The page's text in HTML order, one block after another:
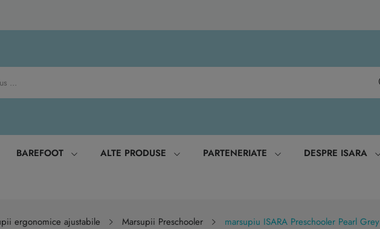
BAREFOOT ALTE PRODUSE PARTENERIATE DESPRE ISARA
ergonomice ajustabile Marsupii Preschooler marsupiu ISARA Preschooler Pearl Grey